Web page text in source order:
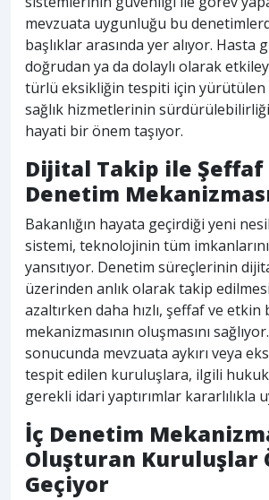
mevzuata uygunluğu bu
başlıklar arasında yer alıyor. Hasta
doğrudan ya da dolaylı olarak
türlü eksikliğin tespiti için yürütülen
sağlık hizmetlerinin sürdürülebilirliği
hayati bir önem taşıyor.
Dijital Takip ile Şeffaf
Denetim
Bakanlığın hayata geçirdiği yeni
sistemi, teknolojinin tüm
yansıtıyor. Denetim süreçlerinin
üzerinden anlık olarak takip
azaltırken daha hızlı, şeffaf ve
mekanizmasının oluşmasını
sonucunda mevzuata aykırı veya
tespit edilen kuruluşlara, ilgili
gerekli idari yaptırımlar kararlılıkla
İç Denetim
Oluşturan Kuruluşlar
Geçiyor